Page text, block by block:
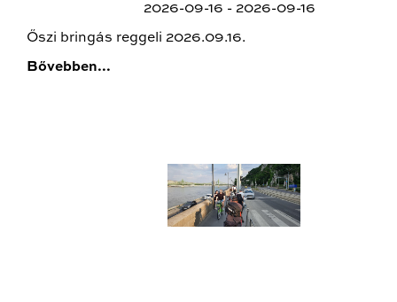
2026-09-16 - 2026-09-16
Őszi bringás reggeli 2026.09.16.
Bővebben...